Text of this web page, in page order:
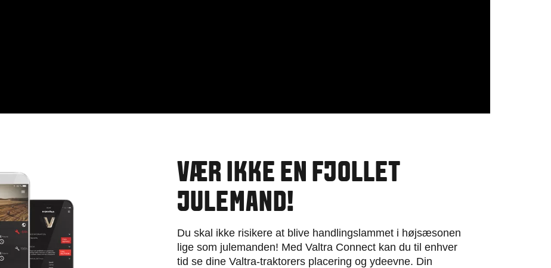
VÆR IKKE EN FJOLLET
JULEMAND!
Du skal ikke risikere at blive handlingslammet i højsæsonen
lige som julemanden! Med Valtra Connect kan du til enhver
tid se dine Valtra-traktorers placering og ydeevne. Din